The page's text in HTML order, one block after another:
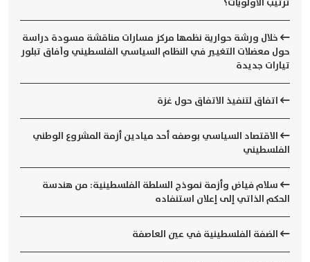
خلال ورشة حوارية نظمها مركز مسارات مناقشة مسودة دراسة
حول معضلات التغيير في النظام السياسي الفلسطيني وآفاق تبلور
تيارات جديدة
اتفاق لتنفيذ الاتفاق حول غزة
الاقتصاد السياسي بوصفه أحد ميادين أزمة المشروع الوطني
الفلسطيني
سلام فياض وأزمة نموذج السلطة الفلسطينية: من هندسة
الحكم الذاتي إلى إعلان استنفاده
الضفة الفلسطينية في عين العاصفة